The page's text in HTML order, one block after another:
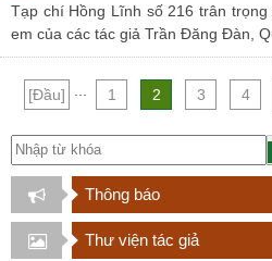
Tạp chí Hồng Lĩnh số 216 trân
em của các tác giả Trần Đăng Đàn,
[Đầu] 1 2 3 4
Thông báo
Thư viện tác giả